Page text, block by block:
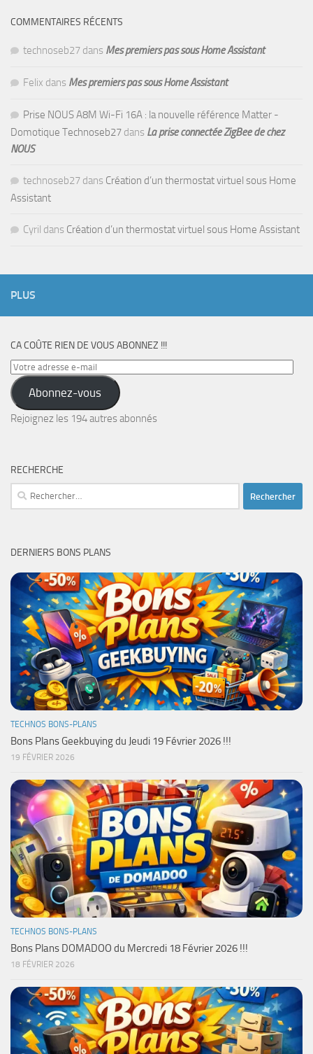
COMMENTAIRES RÉCENTS
technoseb27 dans Mes premiers pas sous Home Assistant
Felix dans Mes premiers pas sous Home Assistant
Prise NOUS A8M Wi-Fi 16A : la nouvelle référence Matter -
Domotique Technoseb27 dans La prise connectée ZigBee de chez
NOUS
technoseb27 dans Création d’un thermostat virtuel sous Home
Assistant
Cyril dans Création d’un thermostat virtuel sous Home Assistant
PLUS
CA COÛTE RIEN DE VOUS ABONNEZ !!!
Votre
adresse
e-
mail
Abonnez-vous
Rejoignez les 194 autres abonnés
RECHERCHE
Rechercher :
DERNIERS BONS PLANS
TECHNOS BONS-PLANS
Bons Plans Geekbuying du Jeudi 19 Février 2026 !!!
19 FÉVRIER 2026
TECHNOS BONS-PLANS
Bons Plans DOMADOO du Mercredi 18 Février 2026 !!!
18 FÉVRIER 2026